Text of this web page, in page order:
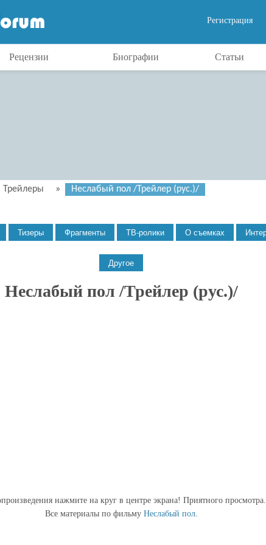
Регистрация
Рецензии Биографии Статьи
Трейлеры » Неслабый пол /Трейлер (рус.)/
Неслабый пол /Трейлер (рус.)/
нажмите на круг в центре экрана! Приятного просмотра.
Все материалы по фильму Неслабый пол.